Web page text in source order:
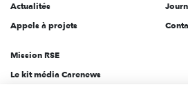
Actualités
Appels à projets
Mission RSE
Le kit média Carenews